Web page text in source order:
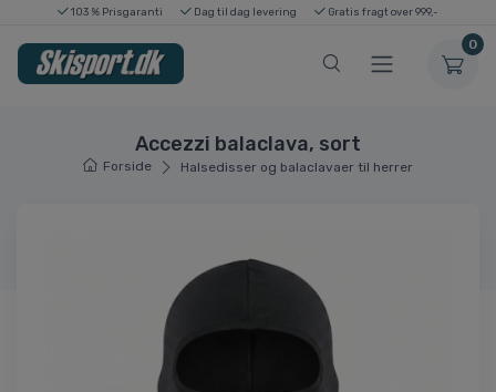
103 % Prisgaranti Dag til dag levering Gratis fragt over 999,-
0
Accezzi balaclava, sort
Forside Halsedisser og balaclavaer til herrer